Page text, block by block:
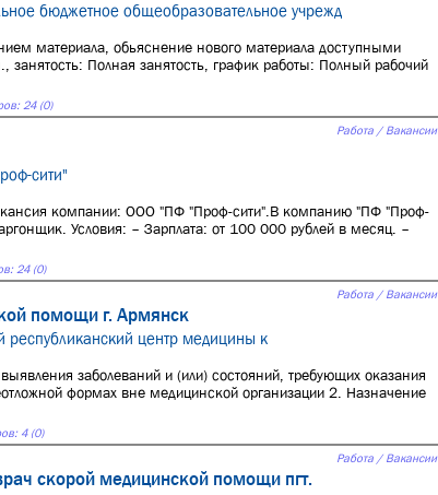
бюджетное общеобразовательное учрежд
материала, обьяснение нового материала доступными
занятость: Полная занятость, график работы: Полный рабочий
24 (0)
Работа / Вакансии
сити"
компании: ООО "ПФ "Проф-сити".В компанию "ПФ "Проф-
Условия: – Зарплата: от 100 000 рублей в месяц. –
24 (0)
Работа / Вакансии
помощи г. Армянск
республиканский центр медицины к
заболеваний и (или) состояний, требующих оказания
формах вне медицинской организации 2. Назначение
4 (0)
Работа / Вакансии
скорой медицинской помощи пгт.